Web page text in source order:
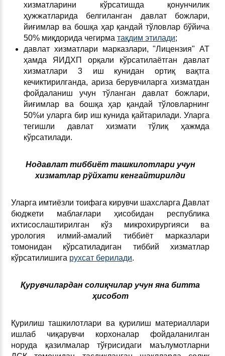
хизматларини кўрсатишда қонунчилик
ҳужжатларида белгиланган давлат божлари,
йиғимлар ва бошқа ҳар қандай тўловлар бўйича
50% миқдорида чегирма тақдим этилади;
давлат хизматлари марказлари, "Лицензия" АТ
ҳамда ЯИДХП орқали кўрсатилаётган давлат
хизматлари 3 иш кунидан ортиқ вақтга
кечиктирилганда, ариза берувчиларга хизматдан
фойдаланиш учун тўланган давлат божлари,
йиғимлар ва бошқа ҳар қандай тўловларнинг
50%и уларга бир иш кунида қайтарилади. Уларга
тегишли давлат хизмати тўлиқ ҳажмда
кўрсатилади.
Нодавлат тиббиёт ташкилотлари учун
хизматлар рўйхати кенгайтирилди
Уларга имтиёзли тоифага кирувчи шахсларга Давлат
бюджети маблағлари ҳисобидан республика
ихтисослаштирилган кўз микрохирургияси ва
урология илмий-амалий тиббиёт марказлари
томонидан кўрсатиладиган тиббий хизматлар
кўрсатилишига рухсат берилади.
Қурувчилардан солиқчилар учун яна битта
ҳисобот
Қурилиш ташкилотлари ва қурилиш материаллари
ишлаб чиқарувчи корхоналар фойдаланилган
норуда қазилмалар тўғрисидаги маълумотларни